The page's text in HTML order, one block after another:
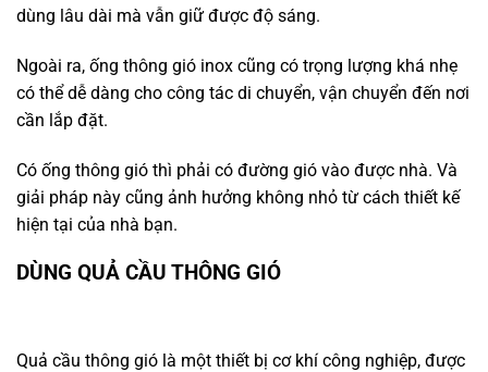
dùng lâu dài mà vẫn giữ được độ sáng.
Ngoài ra, ống thông gió inox cũng có trọng lượng khá nhẹ
có thể dễ dàng cho công tác di chuyển, vận chuyển đến nơi
cần lắp đặt.
Có ống thông gió thì phải có đường gió vào được nhà. Và
giải pháp này cũng ảnh hưởng không nhỏ từ cách thiết kế
hiện tại của nhà bạn.
DÙNG QUẢ CẦU THÔNG GIÓ
Quả cầu thông gió là một thiết bị cơ khí công nghiệp, được